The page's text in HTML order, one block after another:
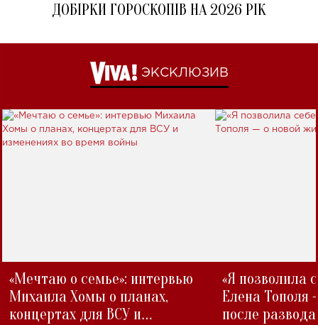
ДОБІРКИ ГОРОСКОПІВ НА 2026 РІК
ЭКСКЛЮЗИВ
«Мечтаю о семье»: интервью
Михаила Хомы о планах,
концертах для ВСУ и
«Я позволила
Елена Тополя
после развода